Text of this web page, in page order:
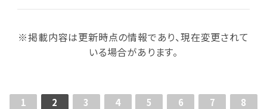
※掲載内容は更新時点の情報であり、現在変更されて
いる場合があります。
1 2 3 4 5 6 7 8